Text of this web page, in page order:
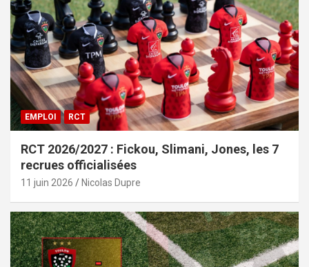
EMPLOI RCT
RCT 2026/2027 : Fickou, Slimani, Jones, les 7
recrues officialisées
11 juin 2026 Nicolas Dupre